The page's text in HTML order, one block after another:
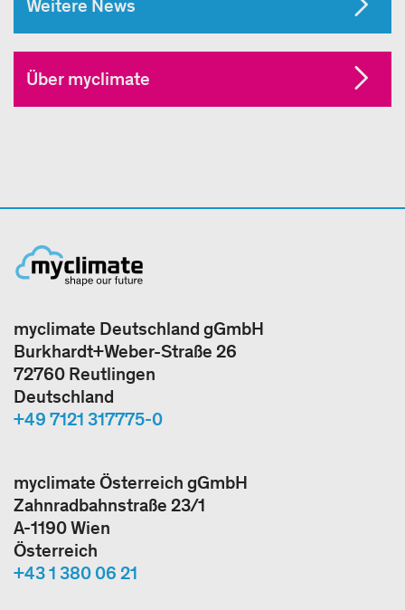
Weitere News
Über myclimate
myclimate Deutschland gGmbH
Burkhardt+Weber-Straße 26
72760 Reutlingen
Deutschland
+49 7121 317775-0
myclimate Österreich gGmbH
Zahnradbahnstraße 23/1
A-1190 Wien
Österreich
+43 1 380 06 21